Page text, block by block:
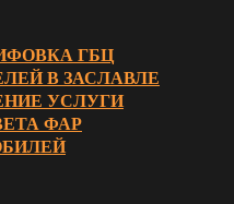
ГБЦ
В ЗАСЛАВЛЕ
УСЛУГИ
ФАР